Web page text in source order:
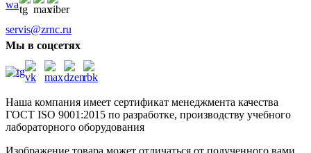
servis@zrnc.ru
Мы в соцсетях
Наша компания имеет сертификат менеджмента качества
ГОСТ ISO 9001:2015 по разработке, производству учебного
лабораторного оборудования
Изображение товара может отличаться от полученного вами